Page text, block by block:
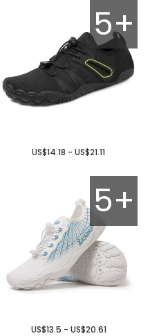
5+
US$14.18 - US$21.11
5+
US$13.5 - US$20.61